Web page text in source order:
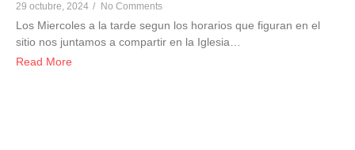
29 octubre, 2024 / No Comments
Los Miercoles a la tarde segun los horarios que figuran en el
sitio nos juntamos a compartir en la Iglesia…
Read More